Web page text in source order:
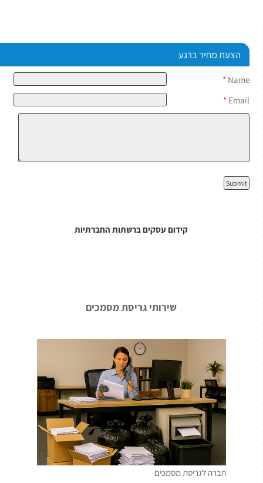
הצעת מחיר ברגע
Name
*
Email
*
קידום עסקים ברשתות החברתיות
שירותי גריסת מסמכים
חברה לגריסת מסמכים